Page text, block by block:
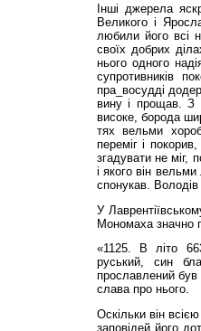
Інші джерела
Великого і
любили його всі
своїх добрих
нього одного
супротивників
пра_восудді
вину і прощав. З
високе, борода
тях вельми
переміг і
згадувати не міг,
і якого він
спонукав.
У
Мономаха значно
«1125. В літо
руський, син
прославлений був
слава про нього.
Оскільки він
заповідей його